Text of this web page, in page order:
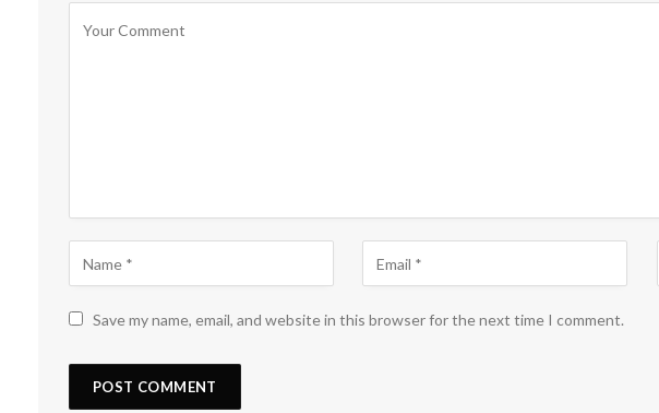
Save my name, email, and website in this browser for the next time I comment.